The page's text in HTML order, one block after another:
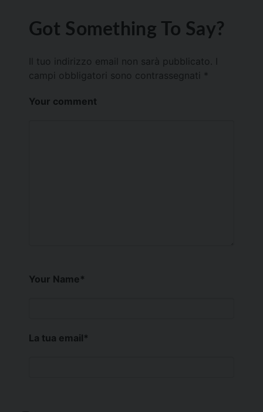
Got Something To Say?
Il tuo indirizzo email non sarà pubblicato.
campi obbligatori sono contrassegnati *
Your comment
Your Name*
La tua email*